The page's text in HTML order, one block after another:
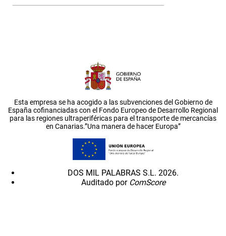
Esta empresa se ha acogido a las subvenciones del Gobierno de
España cofinanciadas con el Fondo Europeo de Desarrollo Regional
para las regiones ultraperiféricas para el transporte de mercancías
en Canarias.”Una manera de hacer Europa”
DOS MIL PALABRAS S.L. 2026.
Auditado por ComScore